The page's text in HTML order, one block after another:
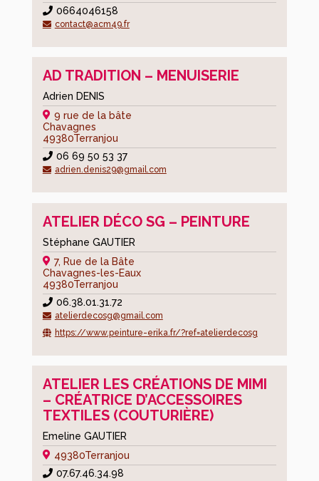
Recueil
administratifs
budget
Services
municipaux
Urbanisme
vendre
Liens
utiles
Cimetières
Pratique
Démarches
administratives
Réglementations
diverses
Locations
salles
communales
0664046158
contact@acm49.fr
AD TRADITION – MENUISERIE
Adrien DENIS
9 rue de la bâte
Chavagnes
49380Terranjou
06 69 50 53 37
adrien.denis29@gmail.com
ATELIER DÉCO SG – PEINTURE
Stéphane GAUTIER
7, Rue de la Bâte
Chavagnes-les-Eaux
49380Terranjou
06.38.01.31.72
atelierdecosg@gmail.com
https://www.peinture-erika.fr/?ref=atelierdecosg
ATELIER LES CRÉATIONS DE MIMI
– CRÉATRICE D’ACCESSOIRES
TEXTILES (COUTURIÈRE)
Emeline GAUTIER
49380Terranjou
07.67.46.34.98